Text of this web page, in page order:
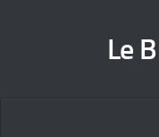
Le